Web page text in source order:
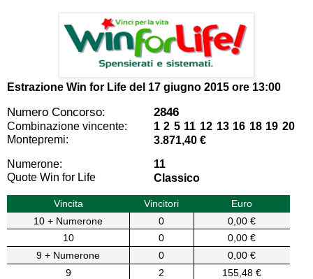
Estrazione Win for Life del 17 giugno 2015 ore 13:00
Numero Concorso: 2846
Combinazione vincente:
1 2 5 11 12 13 16 18 19 20
Montepremi:
3.871,40 €
Numerone:
11
Quote Win for Life
Classico
Vincita Vincitori
Euro
10 + Numerone
0
0,00 €
10
0
0,00 €
9 + Numerone
0
0,00 €
9
2
155,48 €